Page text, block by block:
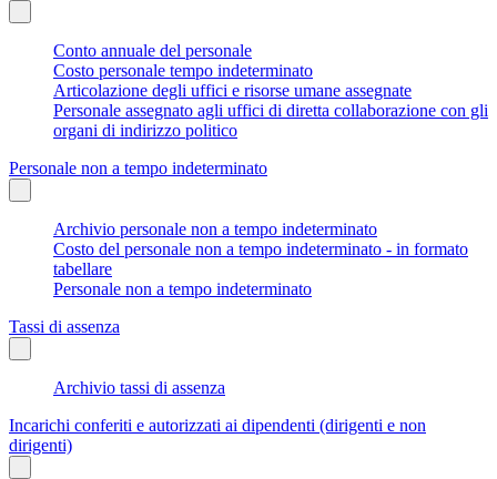
Conto annuale del personale
Costo personale tempo indeterminato
Articolazione degli uffici e risorse umane assegnate
Personale assegnato agli uffici di diretta collaborazione con gli
organi di indirizzo politico
Personale non a tempo indeterminato
Archivio personale non a tempo indeterminato
Costo del personale non a tempo indeterminato - in formato
tabellare
Personale non a tempo indeterminato
Tassi di assenza
Archivio tassi di assenza
Incarichi conferiti e autorizzati ai dipendenti (dirigenti e non
dirigenti)